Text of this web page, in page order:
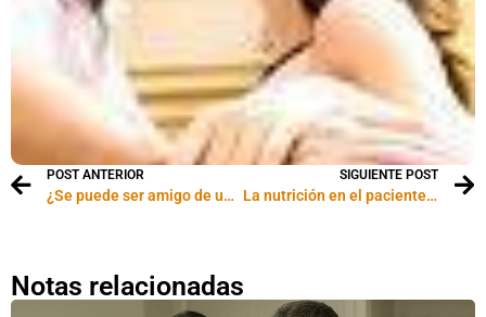
POST ANTERIOR
¿Se puede ser amigo de una ex pareja?
SIGUIENTE POST
La nutrición en el paciente con diabetes
Notas relacionadas